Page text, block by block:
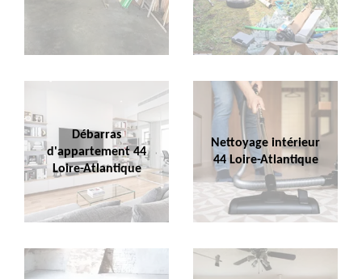
Débarras
d'appartement 44
Loire-Atlantique
Nettoyage intérieur
44 Loire-Atlantique